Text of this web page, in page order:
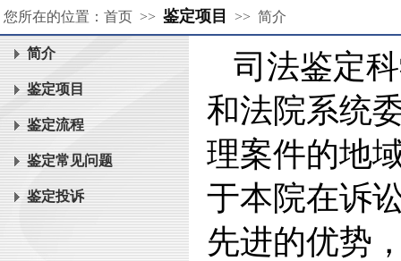
您所在的位置：首页 >> 鉴定项目 >> 简介
简介
鉴定项目
鉴定流程
鉴定常见问题
鉴定投诉
司法鉴定
和法院系统
理案件的地
于本院在诉
先进的优势